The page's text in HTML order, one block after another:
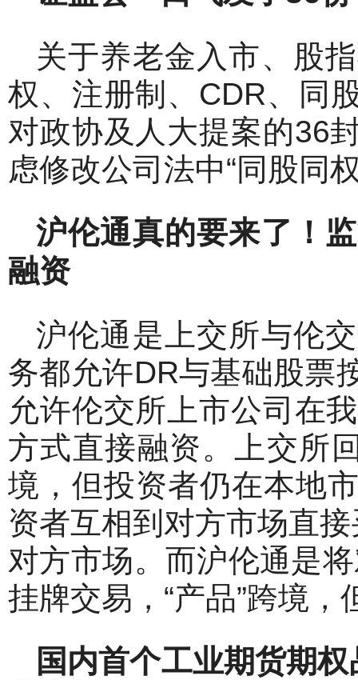
关于养老金入市、股
权、注册制、CDR、同
对政协及人大提案的36
虑修改公司法中“同股同
沪伦通真的要来了！
融资
沪伦通是上交所与伦
务都允许DR与基础股票
允许伦交所上市公司在
方式直接融资。上交所
境，但投资者仍在本地
资者互相到对方市场直
对方市场。而沪伦通是
挂牌交易，“产品”跨境
国内首个工业期货期